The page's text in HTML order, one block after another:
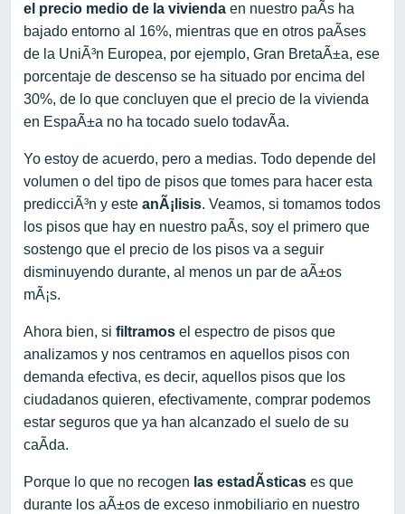
el precio medio de la vivienda en nuestro paÃ­s ha
bajado entorno al 16%, mientras que en otros paÃ­ses
de la UniÃ³n Europea, por ejemplo, Gran BretaÃ±a, ese
porcentaje de descenso se ha situado por encima del
30%, de lo que concluyen que el precio de la vivienda
en EspaÃ±a no ha tocado suelo todavÃ­a.
Yo estoy de acuerdo, pero a medias. Todo depende del
volumen o del tipo de pisos que tomes para hacer esta
predicciÃ³n y este anÃ¡lisis. Veamos, si tomamos todos
los pisos que hay en nuestro paÃ­s, soy el primero que
sostengo que el precio de los pisos va a seguir
disminuyendo durante, al menos un par de aÃ±os
mÃ¡s.
Ahora bien, si filtramos el espectro de pisos que
analizamos y nos centramos en aquellos pisos con
demanda efectiva, es decir, aquellos pisos que los
ciudadanos quieren, efectivamente, comprar podemos
estar seguros que ya han alcanzado el suelo de su
caÃ­da.
Porque lo que no recogen las estadÃ­sticas es que
durante los aÃ±os de exceso inmobiliario en nuestro